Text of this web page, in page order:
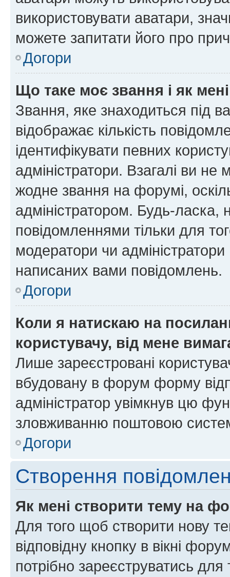
використовувати аватари,
можете запитати його про
Догори
Що таке моє звання і як
Звання, яке знаходиться під
відображає кількість
ідентифікувати певних
адміністратори. Взагалі ви
жодне звання на форумі,
адміністратором. Будь-
повідомленнями тільки для
модератори чи
написаних вами повідомлень.
Догори
Коли я натискаю на
користувачу, від мене
Лише зареєстровані
вбудовану в форум форму
адміністратор увімкнув цю
зловживанню поштовою
Догори
Створення
Як мені створити тему на
Для того щоб створити нову
відповідну кнопку в вікні
потрібно зареєструватись